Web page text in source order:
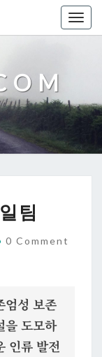
팀
Comments
0 Comment
엄성 보존
을 도모하
인류 발전